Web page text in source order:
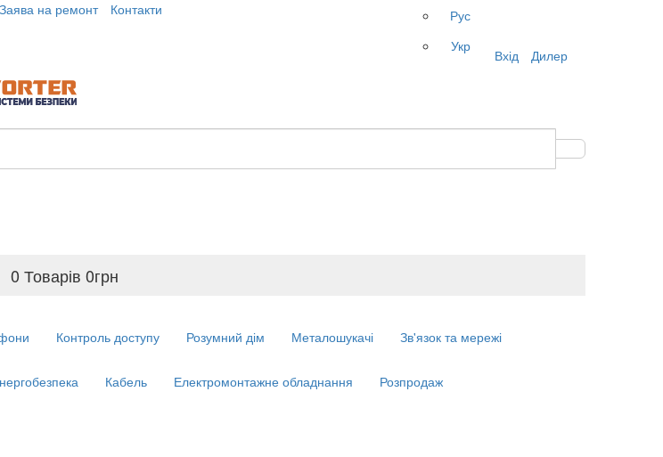
Заява на ремонт Контакти
Рус
Укр
Вхід Дилер
0 Товарів 0грн
Контроль доступу Розумний дім Металошукачі Зв'язок та мережі
Кабель Електромонтажне обладнання Розпродаж